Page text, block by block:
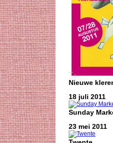
Nieuwe
18 juli 2011
Sunday
23 mei 2011